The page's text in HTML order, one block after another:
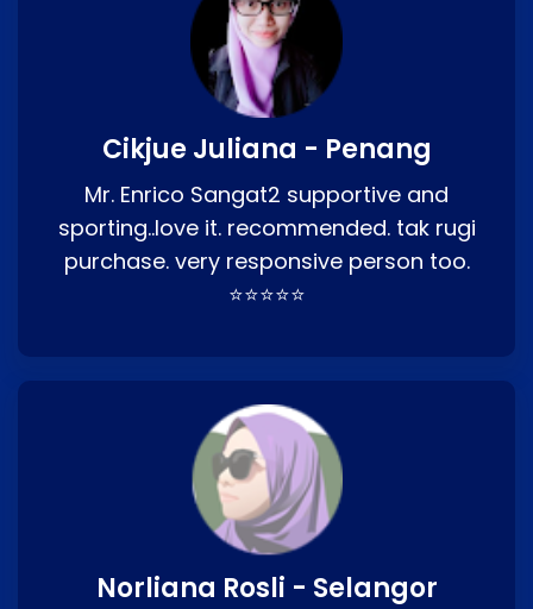
Cikjue Juliana - Penang
Mr. Enrico Sangat2 supportive and
sporting..love it. recommended. tak rugi
purchase. very responsive person too.
⭐⭐⭐⭐⭐
Norliana Rosli - Selangor